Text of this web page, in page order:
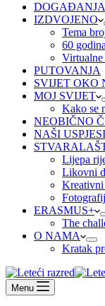
DOGAĐANJA
IZDVOJENO
Tema
60
PUTOVANJA
SVIJET OKO
MOJ SVIJET
Kako se
NEOBIČNO
NAŠI USPJESI
Lijepa
Likovni
ERASMUS+
The
O NAMA
Kratak
Menu